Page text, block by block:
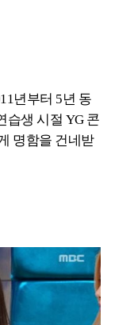
년부터 5년 동
습생 시절 YG 콘
명함을 건네받